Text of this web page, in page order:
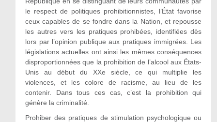
le respect de politiques prohibitionnistes, l’État favorise
ceux capables de se fondre dans la Nation, et repousse
les autres vers les pratiques prohibées, identifiées dès
lors par l’opinion publique aux pratiques immigrées. Les
législations actuelles ont ainsi les mêmes conséquences
disproportionnées que la prohibition de l’alcool aux États-
Unis au début du XXe siècle, ce qui multiplie les
violences, et les colore de racisme, au lieu de les
contenir. Dans tous ces cas, c’est la prohibition qui
génère la criminalité.
Prohiber des pratiques de stimulation psychologique ou